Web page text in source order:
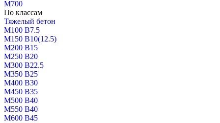
М700
По классам
Тяжелый бетон
М100 В7.5
М150 В10(12.5)
М200 В15
М250 В20
М300 В22.5
М350 В25
М400 В30
М450 В35
М500 В40
М550 В40
М600 В45